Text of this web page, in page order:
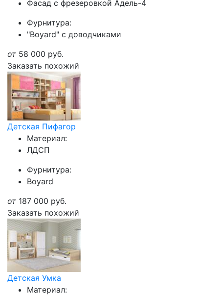
Фасад с фрезеровкой Адель-4
Фурнитура:
"Boyard" с доводчиками
от 58 000 руб.
Заказать похожий
Детская Пифагор
Материал:
ЛДСП
Фурнитура:
Boyard
от 187 000 руб.
Заказать похожий
Детская Умка
Материал: